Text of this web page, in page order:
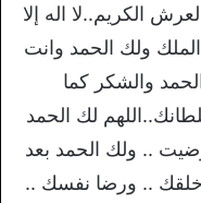
الكريم..لا اله إلا
ولك الحمد وانت
والشكر كما
لك الحمد
.. ولك الحمد بعد
خلقك .. ورضا نفسك ..